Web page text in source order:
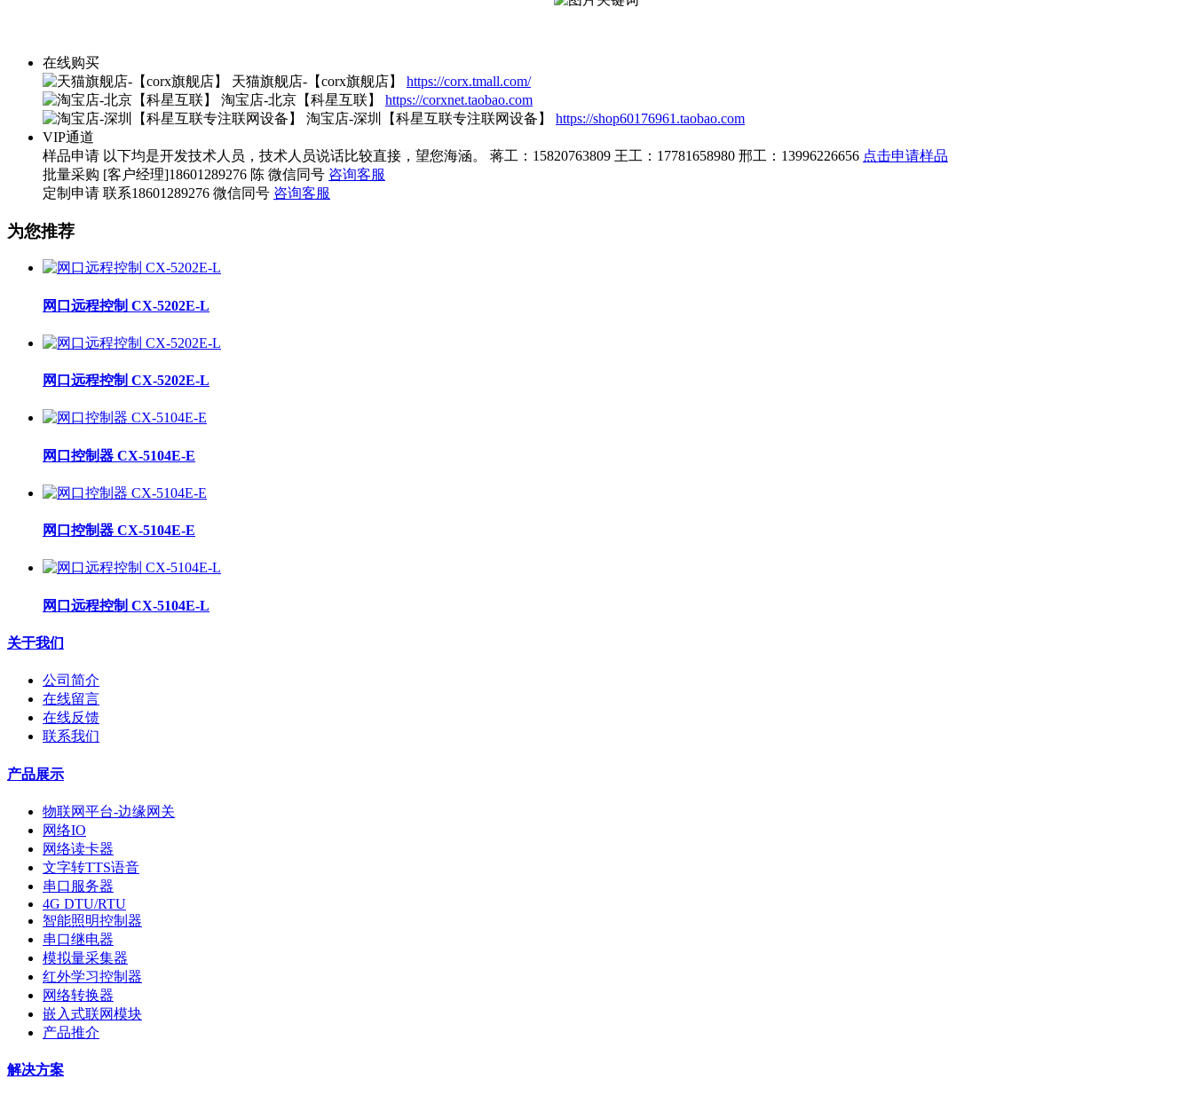
在线购买
天猫旗舰店-【corx旗舰店】
https://corx.tmall.com/
淘宝店-北京【科星互联】
https://corxnet.taobao.com
淘宝店-深圳【科星互联专注联网设备】
https://shop60176961.taobao.com
VIP通道
样品申请 以下均是开发技术人员，技术人员说话比较直接，望您海涵。 蒋工：15820763809 王工：17781658980 邢工：13996226656 点击申请样品
批量采购 [客户经理]18601289276 陈 微信同号 咨询客服
定制申请 联系18601289276 微信同号 咨询客服
为您推荐
网口远程控制 CX-5202E-L
网口远程控制 CX-5202E-L
网口控制器 CX-5104E-E
网口控制器 CX-5104E-E
网口远程控制 CX-5104E-L
关于我们
公司简介
在线留言
在线反馈
联系我们
产品展示
物联网平台-边缘网关
网络IO
网络读卡器
文字转TTS语音
串口服务器
4G DTU/RTU
智能照明控制器
串口继电器
模拟量采集器
红外学习控制器
网络转换器
嵌入式联网模块
产品推介
解决方案